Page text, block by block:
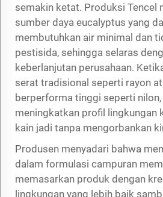
semakin ketat. Produksi Tencel
sumber daya eucalyptus yang
membutuhkan air minimal dan
pestisida, sehingga selaras
keberlanjutan perusahaan.
serat tradisional seperti rayon
berperforma tinggi seperti nilon,
meningkatkan profil lingkungan
kain jadi tanpa mengorbankan
Produsen menyadari bahwa
dalam formulasi campuran
memasarkan produk dengan
lingkungan yang lebih baik